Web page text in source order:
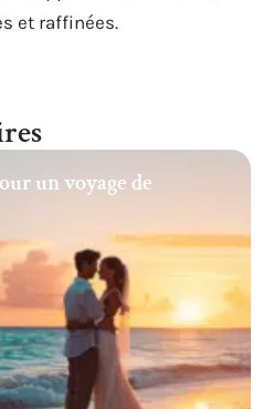
et raffinées.
un voyage de